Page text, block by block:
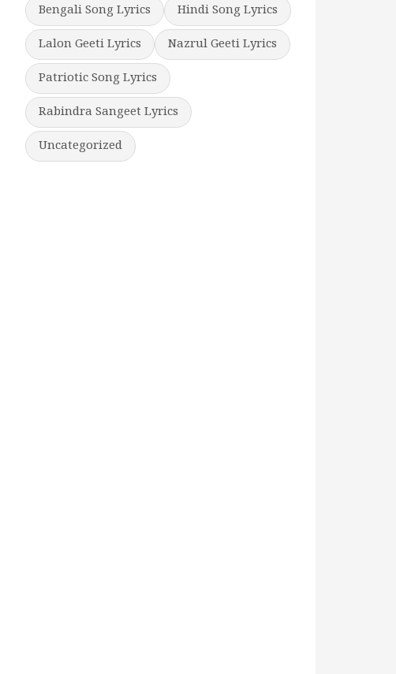
Bengali Song Lyrics
Hindi Song Lyrics
Lalon Geeti Lyrics
Nazrul Geeti Lyrics
Patriotic Song Lyrics
Rabindra Sangeet Lyrics
Uncategorized